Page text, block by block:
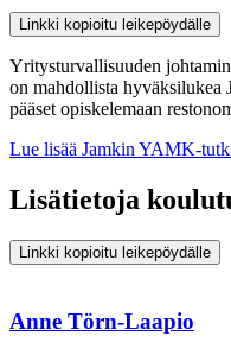
Linkki kopioitu leikepöydälle
Yritysturvallisuuden
on mahdollista hyväksilukea
pääset opiskelemaan
Lue lisää Jamkin YAMK-
Lisätietoja
Linkki kopioitu leikepöydälle
Anne Törn-Laapio